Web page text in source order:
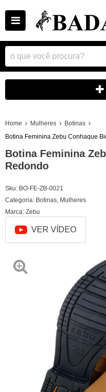
Home Mulheres
Botinas
Botina Feminina Zebu Conhaque
Botina Feminina
Redondo
Sku: BO-FE-ZB-0021
Categoria: Botinas Mulheres
Marca: Zebu
VER VÍDEO